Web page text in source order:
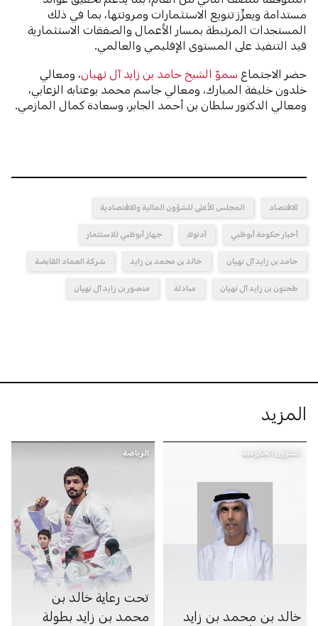
مستدامة ويعزِّز تنويع الاستثمارات ومرونتها، بما في ذلك
المستجدات المرتبطة بمسار الأعمال والصفقات الاستثمارية
قيد التنفيذ على المستوى الإقليمي والعالمي.
حضر الاجتماع سموّ الشيخ حامد بن زايد آل نهيان، ومعالي
خلدون خليفة المبارك، ومعالي جاسم محمد بوعتابه الزعابي،
ومعالي الدكتور سلطان بن أحمد الجابر، وسعادة كمال المازمي.
الاقتصاد المجلس الأعلى للشؤون المالية والاقتصادية
أخبار حكومة أبوظبي أدنوك جهاز أبوظبي للاستثمار
حامد بن زايد آل نهيان خالد بن محمد بن زايد شركة العماد القابضة
طحنون بن زايد آل نهيان مبادلة منصور بن زايد آل نهيان
المزيد
الشؤون الحكومية
خالد بن محمد بن زايد
الرياضة
تحت رعاية خالد بن
محمد بن زايد بطولة